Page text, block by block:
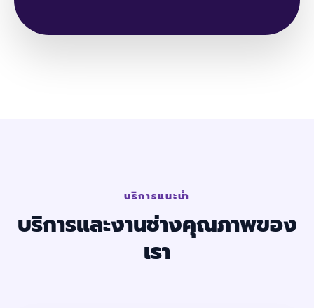
บริการแนะนำ
บริการและงานช่างคุณภาพของ
เรา